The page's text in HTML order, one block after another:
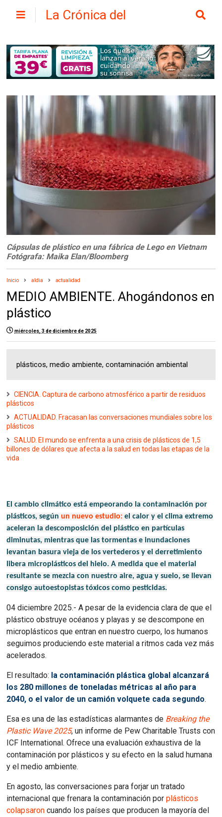
La Crónica del
Cápsulas de plástico en una fábrica de Lego en Vietnam
Fotógrafa: Maika Elan/Bloomberg
Inicio aldia actualidad
MEDIO AMBIENTE. Ahogándonos en
plástico
miércoles, 3 de diciembre de 2025
plásticos, medio ambiente, contaminación ambiental
CIENCIA. Captura de carbono atmosférico a partir de residuos
plásticos
ACTUALIDAD. Fracasan las conversaciones mundiales sobre los
plásticos
SALUD. El mundo se enfrenta a una crisis de plásticos de 1,5
billones de dólares que afecta a la salud en todas las etapas de la
vida
El cambio climático está empeorando la contaminación por
plásticos, segúnun nuevo estudio: el calor y el clima extremo
aceleran la descomposición del plástico en partículas
diminutas, mientras que las tormentas e inundaciones
levantan basura vieja de los vertederos y el derretimiento
libera microplásticos del hielo. A medida que el material
resultante se mezcla con nuestro aire, agua y suelo, se llevan
consigo autoestopistas tóxicos como pesticidas.
04 diciembre 2025.- A pesar de la evidencia clara de que el
plástico obstruye océanos y playas y se descompone en
microplásticos que entran en nuestro cuerpo, los humanos
seguimos produciendo este material a ritmos cada vez más
acelerados.
El resultado: la contaminación plástica global alcanzará
los 280 millones de toneladas métricas al año para
2040, o el valor de un camión volquete cada segundo.
Esa es una de las estadísticas alarmantes de Breaking the
Plastic Wave 2025, un informe de Pew Charitable Trusts con
ICF International. Ofrece una evaluación exhaustiva de la
contaminación por plásticos y su efecto en la salud humana
y el medio ambiente.
En agosto, las conversaciones para forjar un tratado
internacional que frenara la contaminación porplásticos
colapsaron cuando los países que producen la mayoría del